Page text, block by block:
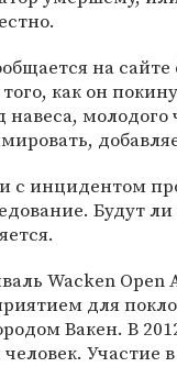
на
как он
навеса, молодого
с инцидентом
Будут
Wacken
для
Вакен. В
Участие